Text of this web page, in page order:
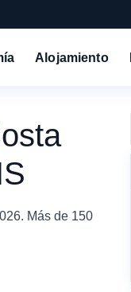
Alojamiento
Más de 150